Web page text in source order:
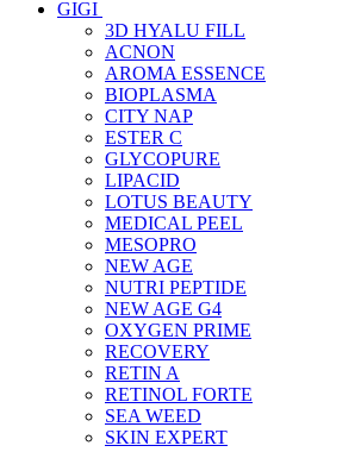
GIGI
3D HYALU FILL
ACNON
AROMA ESSENCE
BIOPLASMA
CITY NAP
ESTER C
GLYCOPURE
LIPACID
LOTUS BEAUTY
MEDICAL PEEL
MESOPRO
NEW AGE
NUTRI PEPTIDE
NEW AGE G4
OXYGEN PRIME
RECOVERY
RETIN A
RETINOL FORTE
SEA WEED
SKIN EXPERT